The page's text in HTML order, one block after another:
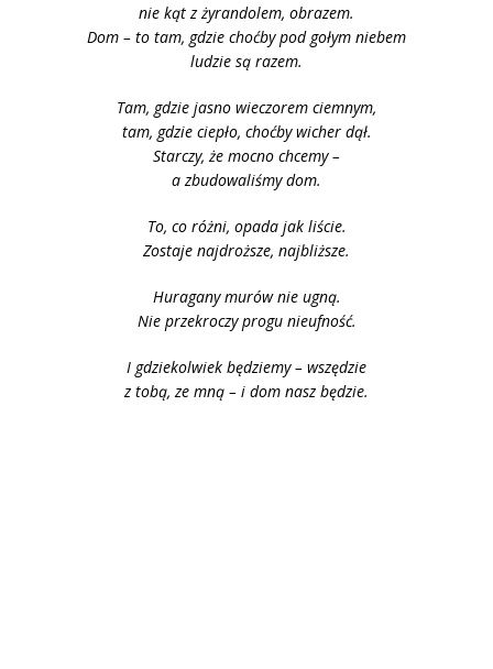
nie kąt z żyrandolem, obrazem.
Dom – to tam, gdzie choćby pod gołym niebem
ludzie są razem.
Tam, gdzie jasno wieczorem ciemnym,
tam, gdzie ciepło, choćby wicher dął.
Starczy, że mocno chcemy –
a zbudowaliśmy dom.
To, co różni, opada jak liście.
Zostaje najdroższe, najbliższe.
Huragany murów nie ugną.
Nie przekroczy progu nieufność.
I gdziekolwiek będziemy – wszędzie
z tobą, ze mną – i dom nasz będzie.